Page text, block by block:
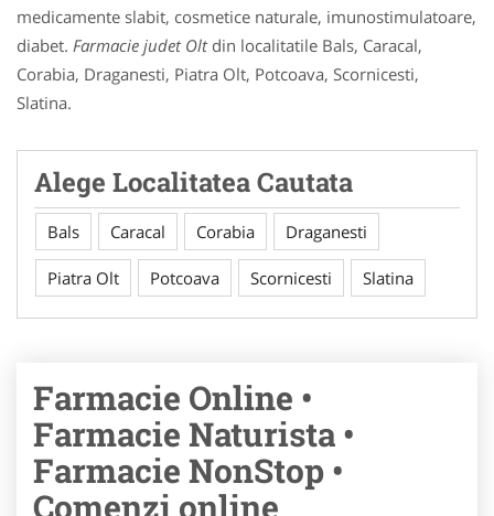
medicamente slabit, cosmetice naturale, imunostimulatoare,
diabet. Farmacie judet Oltdin localitatile Bals, Caracal,
Corabia, Draganesti, Piatra Olt, Potcoava, Scornicesti,
Slatina.
Alege Localitatea Cautata
Bals Caracal Corabia Draganesti
Piatra Olt Potcoava Scornicesti Slatina
Farmacie Online •
Farmacie Naturista •
Farmacie NonStop •
Comenzi online